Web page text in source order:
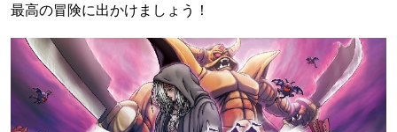
最高の冒険に出かけましょう！